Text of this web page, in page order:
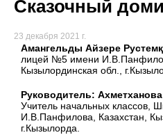
Сказочный
23 декабря 2021 г.
Амангельды Айзере
лицей №5 имени
Кызылординская обл.,
Руководитель:
Учитель начальных классов,
И.В.Панфилова, Казахстан,
г.Кызылорда.